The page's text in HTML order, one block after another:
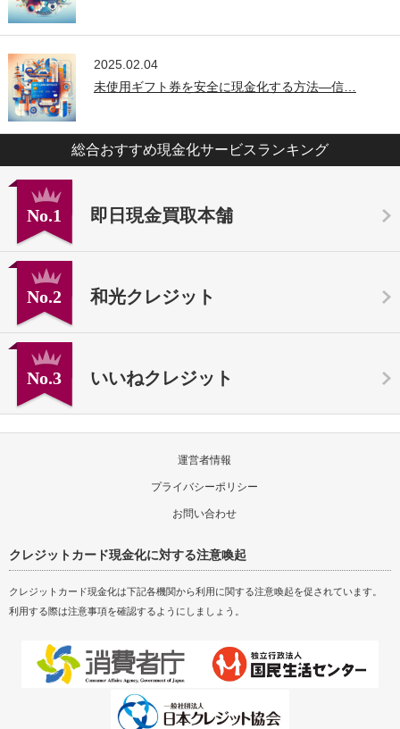
2025.02.04
未使用ギフト券を安全に現金化する方法—信…
総合おすすめ現金化サービスランキング
No.1 即日現金買取本舗
No.2 和光クレジット
No.3 いいねクレジット
運営者情報
プライバシーポリシー
お問い合わせ
クレジットカード現金化に対する注意喚起
クレジットカード現金化は下記各機関から利用に関する注意喚起を促されています。
利用する際は注意事項を確認するようにしましょう。